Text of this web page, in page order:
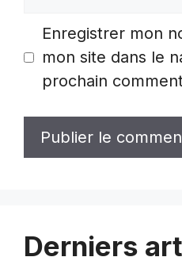
Enregistrer mon
mon site dans le
prochain
Derniers